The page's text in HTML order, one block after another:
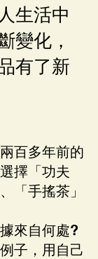
生活中
變化，
有了新
百多年前的
擇「功夫
「手搖茶」
來自何處?
子，用自己